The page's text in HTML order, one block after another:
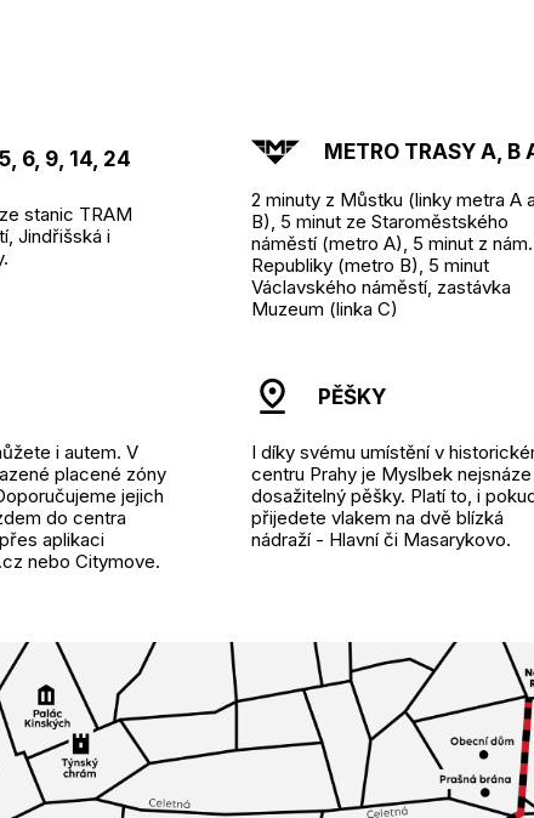
6, 9, 14, 24
stanic TRAM
Jindřišská i
METRO TRASY A, B
2 minuty z Můstku (linky metra A a
B), 5 minut ze Staroměstského
náměstí (metro A), 5 minut z nám.
Republiky (metro B), 5 minut
Václavského náměstí, zastávka
Muzeum (linka C)
i autem. V
placené zóny
jejich
do centra
aplikaci
nebo Citymove.
PĚŠKY
I díky svému umístění v
centru Prahy je Myslbek nejsnáze
dosažitelný pěšky. Platí to, i
přijedete vlakem na dvě blízká
nádraží - Hlavní či Masarykovo.